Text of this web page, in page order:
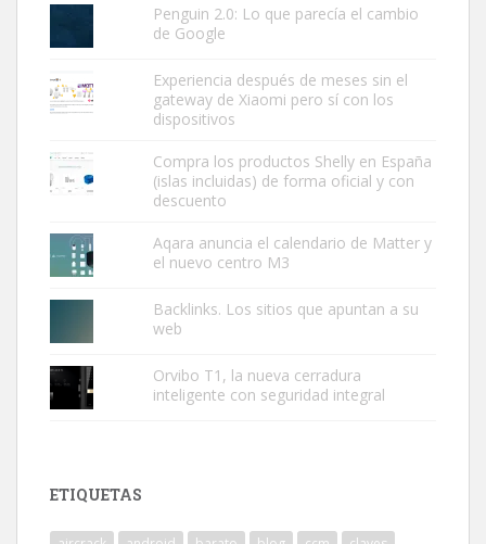
Penguin 2.0: Lo que parecía el cambio
de Google
Experiencia después de meses sin el
gateway de Xiaomi pero sí con los
dispositivos
Compra los productos Shelly en España
(islas incluidas) de forma oficial y con
descuento
Aqara anuncia el calendario de Matter y
el nuevo centro M3
Backlinks. Los sitios que apuntan a su
web
Orvibo T1, la nueva cerradura
inteligente con seguridad integral
ETIQUETAS